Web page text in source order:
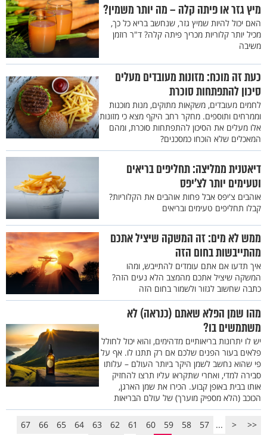
מיץ גזר או פיתה קלה – מה יותר משמין?
האם יכול להיות שמיץ גזר, שנחשב בריא כל כך,
מכיל יותר קלוריות מכריך פיתה קלה? ד"ר רוזמן
משיבה
כעת זה מוכח: מזונות מעובדים מעלים
סיכון להתפתחות סוכרת
לחמים מעובדים, משקאות מתוקים, מנות מוכנות
וממרחים ותוספים. מחקר רחב היקף מצא כי מזונות
אלו מעלים את הסיכון להתפתחות סוכרת, ומהם
המאכלים שלא הוכחו כמסכנים?
דיאטנית ממליצה: תחליפים בריאים
וטעימים יותר לצ'יפס
אוהבים צ'יפס אבל פחות אוהבים את הקלוריות?
קבלו תחליפים טעימים ובריאים
ממש לא מים: זה המשקה שיציל אתכם
מהתייבשות בחום הזה
איך תדעו אם אתם עומדים להתייבש, ומהו
המשקה שיציל אתכם מהמצב הלא נעים הזה?
כתבה שחשוב לגזור ולשמור בחום הזה
מהו שמן הפלא שאתם (כנראה) לא
משתמשים בו?
יש לו יתרונות בריאותיים מדהימים, והוא יכול לחולל
פלאים בעור הפנים שלכם אם רק תתנו לו. אף על
פי שהוא נחשב לשמן היקר ביותר העולם – עלותו
סבירה למדי, ואחרי שתקראו עליו תרצו להחזיק
אותו בבית באופן קבוע. הכירו את שמן הארגן,
הכוכב (הלא מספיק מוערך) של עולם הבריאות
<<
<
...
57
58
59
60
61
62
63
64
65
66
67